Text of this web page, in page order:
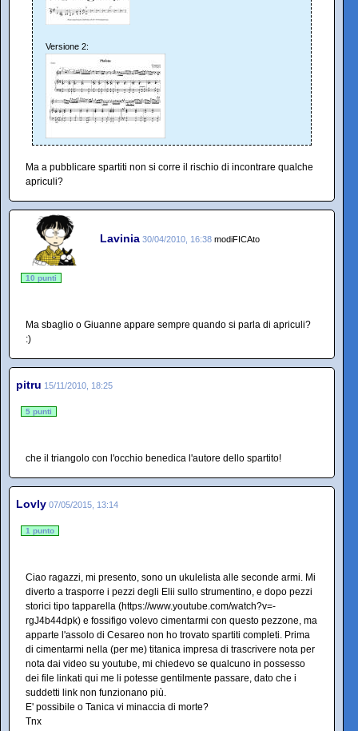
Versione 2:
Ma a pubblicare spartiti non si corre il rischio di incontrare qualche
apriculi?
Lavinia 30/04/2010, 16:38 modiFICAto
10 punti
Ma sbaglio o Giuanne appare sempre quando si parla di apriculi?
:)
pitru 15/11/2010, 18:25
5 punti
che il triangolo con l'occhio benedica l'autore dello spartito!
Lovly 07/05/2015, 13:14
1 punto
Ciao ragazzi, mi presento, sono un ukulelista alle seconde armi. Mi
diverto a trasporre i pezzi degli Elii sullo strumentino, e dopo pezzi
storici tipo tapparella (https://www.youtube.com/watch?v=-
rgJ4b44dpk) e fossifigo volevo cimentarmi con questo pezzone, ma
apparte l'assolo di Cesareo non ho trovato spartiti completi. Prima
di cimentarmi nella (per me) titanica impresa di trascrivere nota per
nota dai video su youtube, mi chiedevo se qualcuno in possesso
dei file linkati qui me li potesse gentilmente passare, dato che i
suddetti link non funzionano più.
E' possibile o Tanica vi minaccia di morte?
Tnx